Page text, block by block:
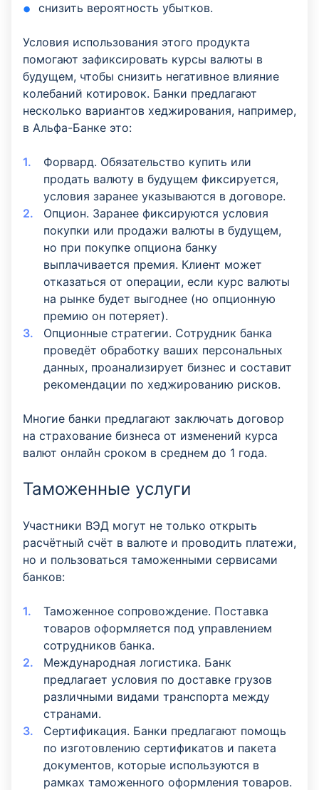
снизить вероятность убытков.
Условия использования этого продукта
помогают зафиксировать курсы валюты в
будущем, чтобы снизить негативное влияние
колебаний котировок. Банки предлагают
несколько вариантов хеджирования, например,
в Альфа-Банке это:
Форвард. Обязательство купить или
продать валюту в будущем фиксируется,
условия заранее указываются в договоре.
Опцион. Заранее фиксируются условия
покупки или продажи валюты в будущем,
но при покупке опциона банку
выплачивается премия. Клиент может
отказаться от операции, если курс валюты
на рынке будет выгоднее (но опционную
премию он потеряет).
Опционные стратегии. Сотрудник банка
проведёт обработку ваших персональных
данных, проанализирует бизнес и составит
рекомендации по хеджированию рисков.
Многие банки предлагают заключать договор
на страхование бизнеса от изменений курса
валют онлайн сроком в среднем до 1 года.
Таможенные услуги
Участники ВЭД могут не только открыть
расчётный счёт в валюте и проводить платежи,
но и пользоваться таможенными сервисами
банков:
Таможенное сопровождение. Поставка
товаров оформляется под управлением
сотрудников банка.
Международная логистика. Банк
предлагает условия по доставке грузов
различными видами транспорта между
странами.
Сертификация. Банки предлагают помощь
по изготовлению сертификатов и пакета
документов, которые используются в
рамках таможенного оформления товаров.